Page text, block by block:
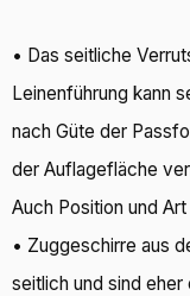
• Das seitliche
Leinenführung kann
nach Güte der
der Auflagefläche
Auch Position und
• Zuggeschirre aus
seitlich und sind